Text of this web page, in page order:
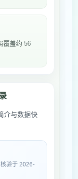
覆盖约 56
介与数据快
验于 2026-